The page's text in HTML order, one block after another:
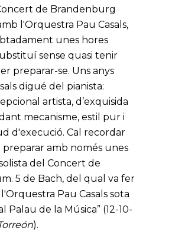
de Brandenburg
l'Orquestra Pau Casals,
unes hores
sense quasi tenir
preparar-se. Uns anys
digué del pianista:
artista, d’exquisida
mecanisme, estil pur i
d'execució. Cal recordar
preparar amb només unes
del Concert de
5 de Bach, del qual va fer
Pau Casals sota
Palau de la Música” (12-10-
).